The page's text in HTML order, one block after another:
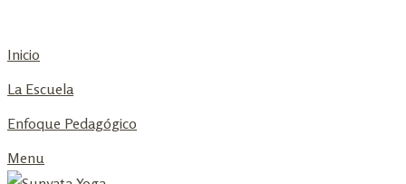
to
Inicio
La Escuela
Enfoque Pedagógico
Menu